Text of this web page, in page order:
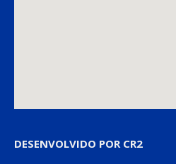
DESENVOLVIDO POR CR2